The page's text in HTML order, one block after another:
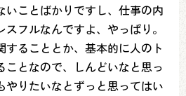
いことばかりですし、仕事の内
フルなんですよ、やっぱり。
することとか、基本的に人のト
ことなので、しんどいなと思っ
やりたいなとずっと思ってはい